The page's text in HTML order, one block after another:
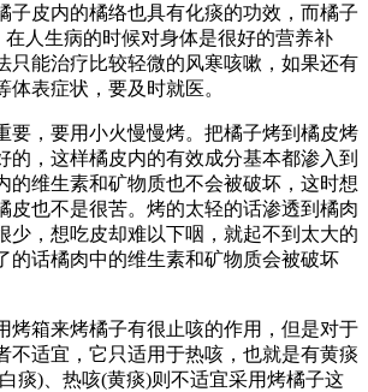
子皮内的橘络也具有化痰的功效，而橘子
人生病的时候对身体是很好的营养补
只能治疗比较轻微的风寒咳嗽，如果还有
体表症状，要及时就医。
要，要用小火慢慢烤。把橘子烤到橘皮烤
的，这样橘皮内的有效成分基本都渗入到
的维生素和矿物质也不会被破坏，这时想
皮也不是很苦。烤的太轻的话渗透到橘肉
少，想吃皮却难以下咽，就起不到太大的
的话橘肉中的维生素和矿物质会被破坏
烤箱来烤橘子有很止咳的作用，但是对于
不适宜，它只适用于热咳，也就是有黄痰
痰)、热咳(黄痰)则不适宜采用烤橘子这